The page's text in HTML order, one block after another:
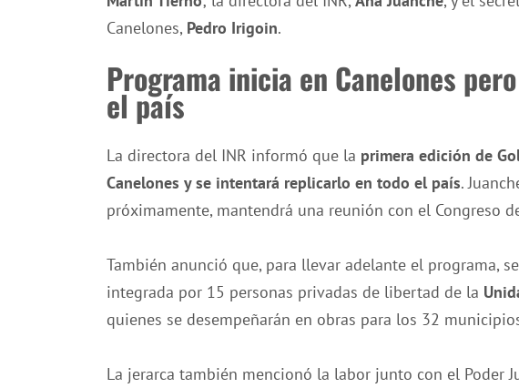
Canelones, Pedro Irigoin.
Programa inicia en Canelones
el país
La directora del INR informó que la primera edición de
Canelones y se intentará replicarlo en todo el país.
próximamente, mantendrá una reunión con el Congreso
También anunció que, para llevar adelante el programa,
integrada por 15 personas privadas de libertad de la
quienes se desempeñarán en obras para los 32
La jerarca también mencionó la labor junto con el Poder